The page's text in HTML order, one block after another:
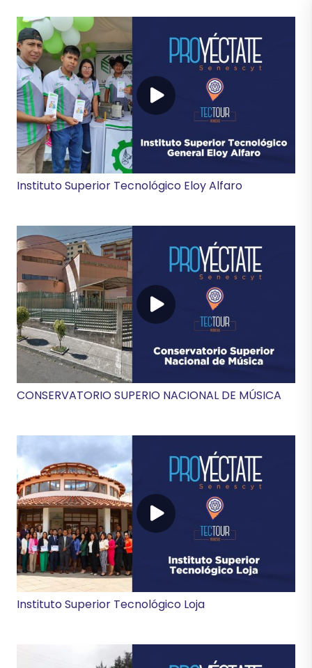
Instituto Superior Tecnológico Eloy Alfaro
CONSERVATORIO SUPERIO NACIONAL DE MÚSICA
Instituto Superior Tecnológico Loja